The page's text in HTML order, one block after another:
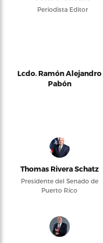
Periodista Editor
Lcdo. Ramón Alejandro
Pabón
Thomas Rivera Schatz
Presidente del Senado de
Puerto Rico